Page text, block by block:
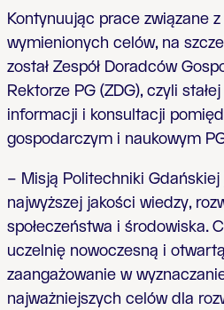
Kontynuując prace związane
wymienionych celów, na
został Zespół Doradców
Rektorze PG (ZDG), czyli
informacji i konsultacji
gospodarczym i naukowym
– Misją Politechniki
najwyższej jakości wiedzy,
społeczeństwa i środowiska.
uczelnię nowoczesną i
zaangażowanie w
najważniejszych celów dla